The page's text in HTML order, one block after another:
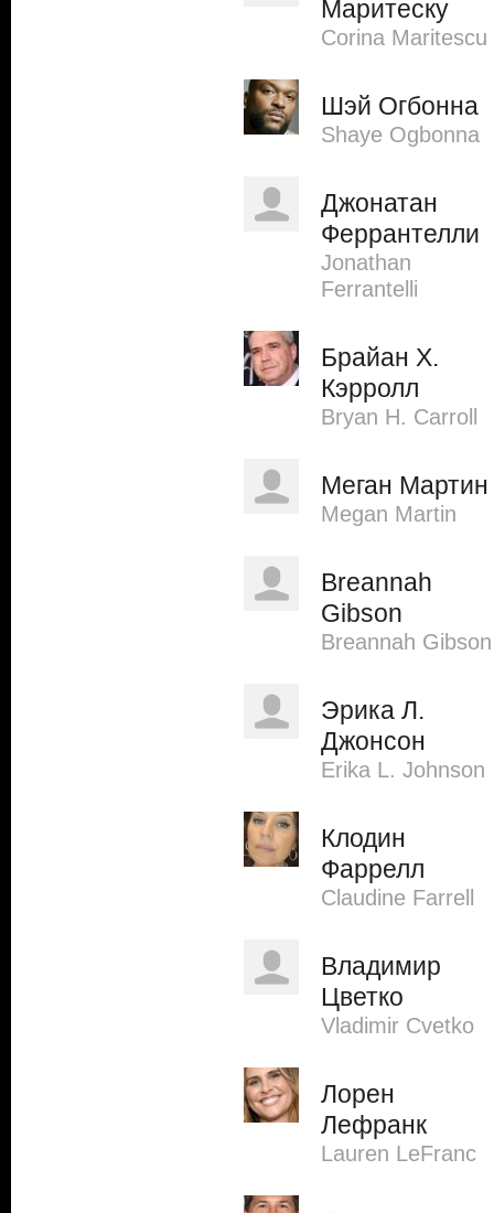
Маритеску
Corina Maritescu
Шэй Огбонна
Shaye Ogbonna
Джонатан
Феррантелли
Jonathan
Ferrantelli
Брайан Х.
Кэрролл
Bryan H. Carroll
Меган Мартин
Megan Martin
Breannah
Gibson
Breannah Gibson
Эрика Л.
Джонсон
Erika L. Johnson
Клодин
Фаррелл
Claudine Farrell
Владимир
Цветко
Vladimir Cvetko
Лорен
Лефранк
Lauren LeFranc